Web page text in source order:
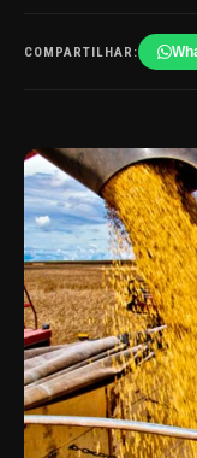
COMPARTILHAR: